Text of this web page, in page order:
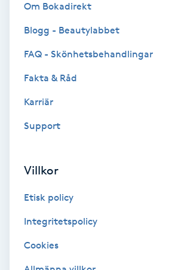
Diamantslipning
Enzympeeling
Extensions borttagning
Face framing
Om Bokadirekt
Blogg - Beautylabbet
FAQ - Skönhetsbehandlingar
Fakta & Råd
Karriär
Support
Villkor
Etisk policy
Integritetspolicy
Cookies